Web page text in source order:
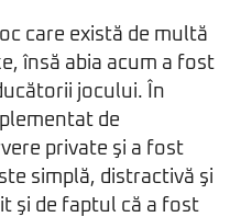
care există de multă
însă abia acum a fost
jocului. În
de
private şi a fost
simplă, distractivă şi
şi de faptul că a fost